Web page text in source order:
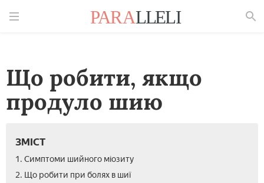
Що робити, якщо
продуло шию
ЗМІСТ
1. Симптоми шийного міозиту
2. Що робити при болях в шиї